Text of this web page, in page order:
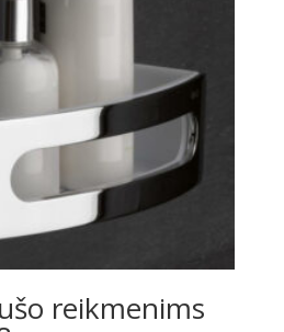
reikmenims